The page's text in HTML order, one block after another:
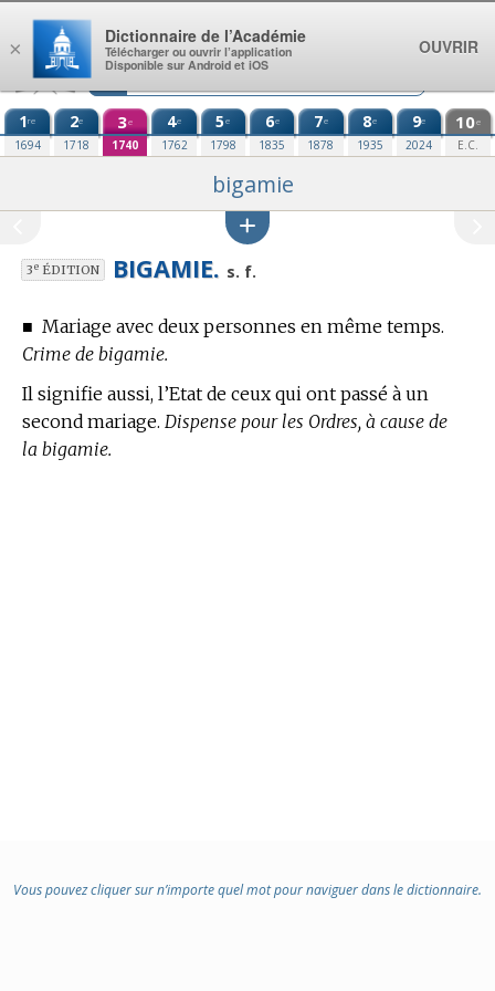
Aller au contenu
1re
1694
2e
1718
3e
1740
4e
1762
5e
1798
6e
1835
7e
1878
8e
1935
9e
2024
10e
E.C.
bigamie
3eÉDITION BIGAMIE. s. f.
■ Mariage avec deux personnes en même temps.
Crime de bigamie.
Il signifie aussi, l’Etat de ceux qui ont passé à un
second mariage. Dispense pour les Ordres, à cause de
la bigamie.
Vous pouvez cliquer sur n’importe quel mot pour naviguer dans le dictionnaire.
×
Dictionnaire de l’Académie
Télécharger ou ouvrir l’application
Disponible sur Android et iOS
OUVRIR